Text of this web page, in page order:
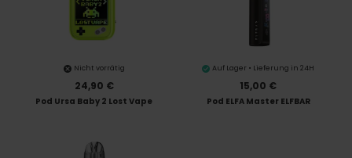
Nicht vorrätig
24,90 €
Pod Ursa Baby 2 Lost Vape
Auf Lager • Lieferung in 24H
15,00 €
Pod ELFA Master ELFBAR